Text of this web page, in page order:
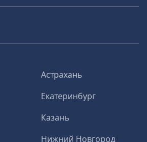
Астрахань
Екатеринбург
Казань
Нижний Новгород